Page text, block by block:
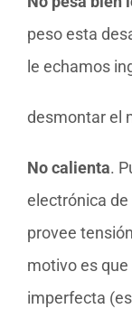
peso esta
le echamos
desmontar el
No calienta.
electrónica
provee
motivo es
imperfecta